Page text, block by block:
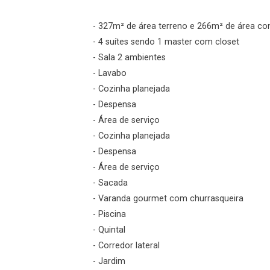
- 327m² de área terreno e 266m² de área
- 4 suítes sendo 1 master com closet
- Sala 2 ambientes
- Lavabo
- Cozinha planejada
- Despensa
- Área de serviço
- Cozinha planejada
- Despensa
- Área de serviço
- Sacada
- Varanda gourmet com churrasqueira
- Piscina
- Quintal
- Corredor lateral
- Jardim
Esqueci minha senha
Cadastre-se
Agendar Visita